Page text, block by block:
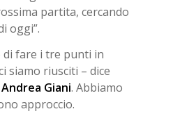
partita, cercando
oggi”.
di fare i tre punti in
siamo riusciti – dice
Andrea Giani. Abbiamo
approccio.